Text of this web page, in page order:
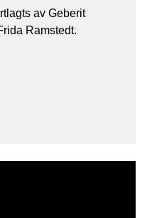
av Geberit
Ramstedt.